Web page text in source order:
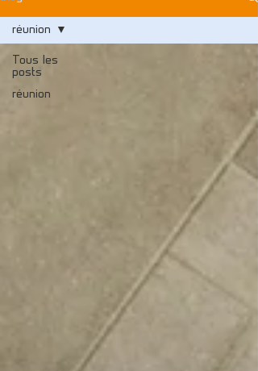
Tous les
posts
réunion
réunion